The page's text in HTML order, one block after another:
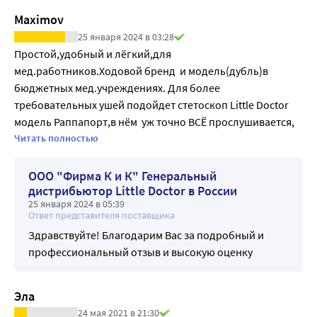
Maximov
25 января 2024 в 03:28
Простой,удобный и лёгкий,для
мед.работников.Ходовой бренд  и модель(дубль)в
бюджетных мед.учреждениях. Для более
требовательных ушей подойдет стетоскоп Little Doctor
модель Раппапорт,в нём  уж точно ВСЁ прослушивается,
даже в шумном кабинете) Головки во всех проф.моделях
поворотом на 180*  до щелчка и обратно.
Читать полностью
ООО "Фирма К и К" Генеральный
дистрибьютор Little Doctor в России
25 января 2024 в 05:39
Ответ представителя поставщика
Здравствуйте! Благодарим Вас за подробный и
профессиональный отзыв и высокую оценку
Эла
24 мая 2021 в 21:30